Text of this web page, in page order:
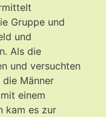
Gruppe und
und
Als die
und versuchten
Männer
einem
kam es zur